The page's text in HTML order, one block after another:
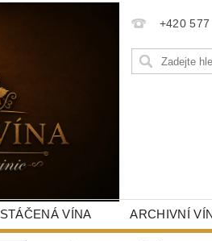
+420
STÁČENÁ VÍNA ARCHIVNÍ